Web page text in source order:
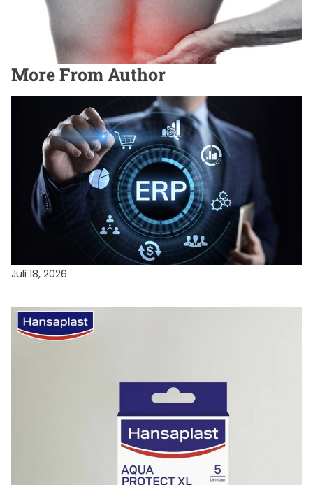
More From Author
TEKNOLOGI
7 Tanda Gudang Anda Butuh Warehouse
Management System (dan Kapan Belum Perlu)
Juli 18, 2026
Cara Menjaga Luka agar Cepat Kering dan Tetap